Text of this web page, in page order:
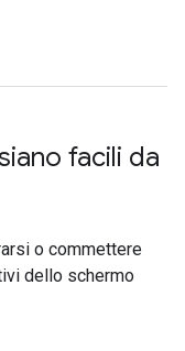
facili da
o commettere
dello schermo